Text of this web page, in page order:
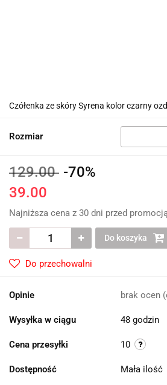
Czółenka ze skóry Syrena kolor czarny
Rozmiar
129.00 -70%
39.00
Najniższa cena z 30 dni przed
Do koszyka
Do przechowalni
Opinie brak ocen
Wysyłka w ciągu 48 godzin
Cena przesyłki 10
Dostępność Mała ilość